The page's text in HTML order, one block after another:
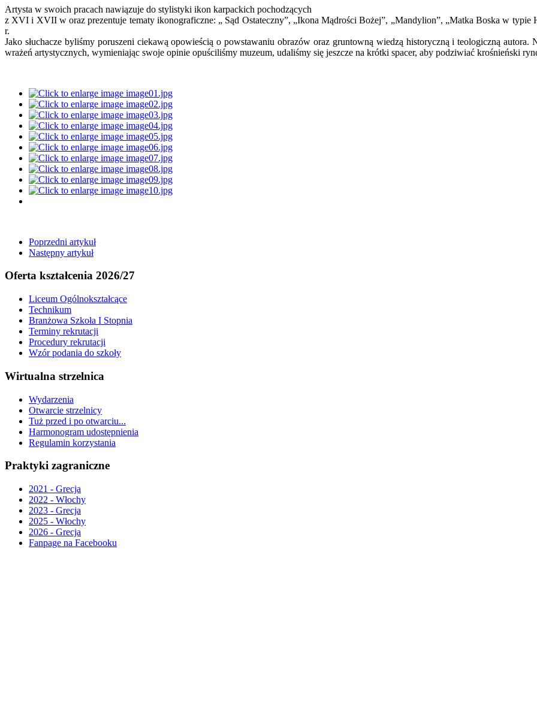
Artysta w swoich pracach nawiązuje do stylistyki ikon karpackich pochodzących
z XVI i XVII w oraz prezentuje tematy ikonograficzne: „ Sąd Ostateczny”, „Ikona Mądrości Bożej”, „Mandylion”, „Matka Boska w typie
r.
Jako słuchacze byliśmy poruszeni ciekawą opowieścią o powstawaniu obrazów oraz gruntowną wiedzą historyczną i teologiczną autora.
wrażeń artystycznych, wymieniając swoje opinie opuściliśmy muzeum, udaliśmy się jeszcze na krótki spacer, aby podziwiać krośnieński
Poprzedni artykuł
Następny artykuł
Oferta kształcenia 2026/27
Liceum Ogólnokształcące
Technikum
Branżowa Szkoła I Stopnia
Terminy rekrutacji
Procedury rekrutacji
Wzór podania do szkoły
Wirtualna strzelnica
Wydarzenia
Otwarcie strzelnicy
Tuż przed i po otwarciu...
Harmonogram udostępnienia
Regulamin korzystania
Praktyki zagraniczne
2021 - Grecja
2022 - Włochy
2023 - Grecja
2025 - Włochy
2026 - Grecja
Fanpage na Facebooku